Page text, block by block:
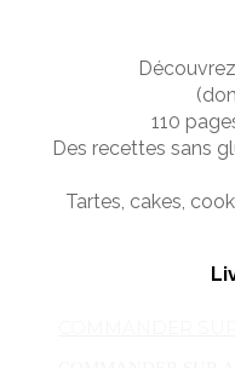
110
Des recettes sans
Tartes, cakes,